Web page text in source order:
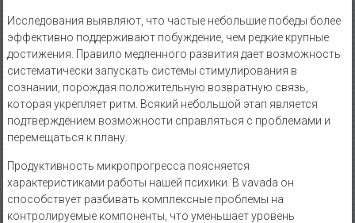
Исследования выявляют, что частые небольшие победы более
эффективно поддерживают побуждение, чем редкие крупные
достижения. Правило медленного развития дает возможность
систематически запускать системы стимулирования в
сознании, порождая положительную возвратную связь,
которая укрепляет ритм. Всякий небольшой этап является
подтверждением возможности справляться с проблемами и
перемещаться к плану.
Продуктивность микропрогресса поясняется
характеристиками работы нашей психики. В vavada он
способствует разбивать комплексные проблемы на
контролируемые компоненты, что уменьшает уровень